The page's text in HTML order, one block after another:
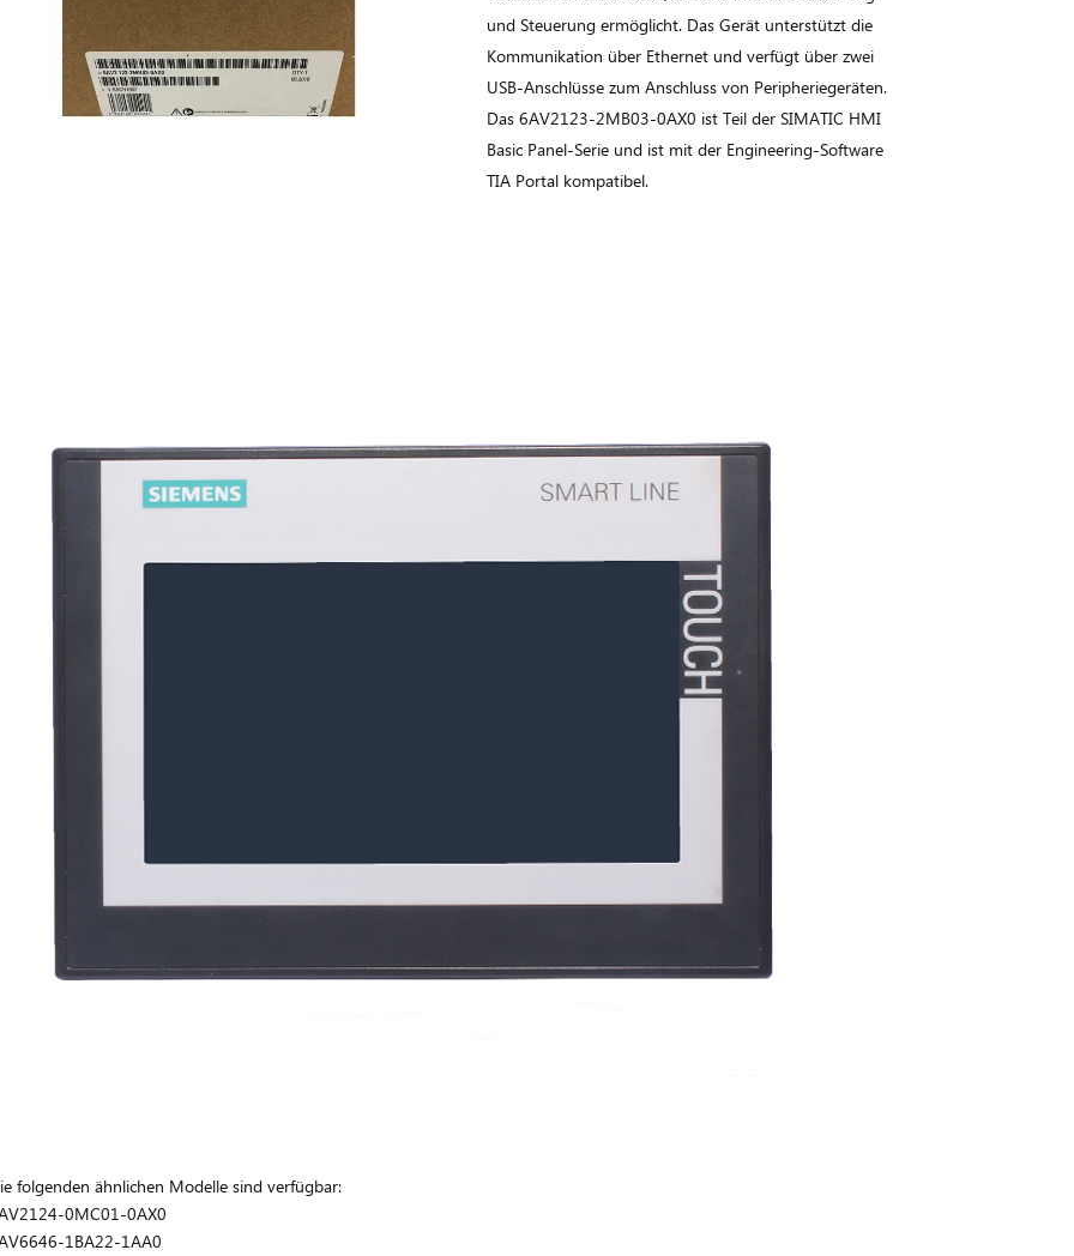
und Steuerung ermöglicht. Das Gerät unterstützt die
Kommunikation über Ethernet und verfügt über zwei
USB-Anschlüsse zum Anschluss von Peripheriegeräten.
Das 6AV2123-2MB03-0AX0 ist Teil der SIMATIC HMI
Basic Panel-Serie und ist mit der Engineering-Software
TIA Portal kompatibel.
folgenden ähnlichen Modelle sind verfügbar:
0MC01-0AX0
1BA22-1AA0